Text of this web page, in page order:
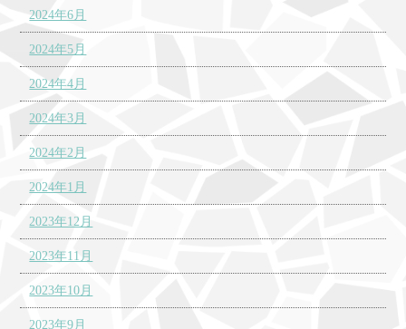
2024年6月
2024年5月
2024年4月
2024年3月
2024年2月
2024年1月
2023年12月
2023年11月
2023年10月
2023年9月